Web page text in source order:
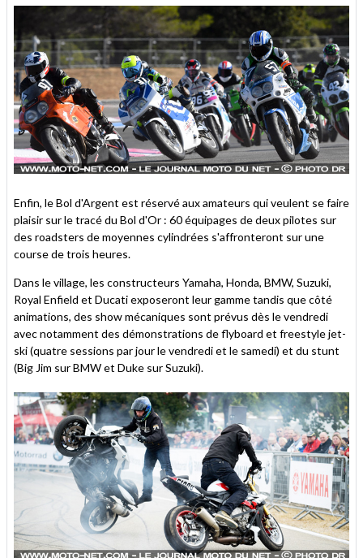
Enfin, le Bol d'Argent est réservé aux amateurs qui veulent se faire
plaisir sur le tracé du Bol d'Or : 60 équipages de deux pilotes sur
des roadsters de moyennes cylindrées s'affronteront sur une
course de trois heures.
Dans le village, les constructeurs Yamaha, Honda, BMW, Suzuki,
Royal Enfield et Ducati exposeront leur gamme tandis que côté
animations, des show mécaniques sont prévus dès le vendredi
avec notamment des démonstrations de flyboard et freestyle jet-
ski (quatre sessions par jour le vendredi et le samedi) et du stunt
(Big Jim sur BMW et Duke sur Suzuki).